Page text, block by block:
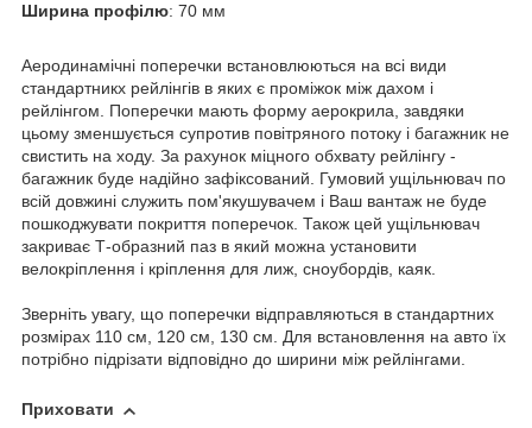
Ширина профілю: 70 мм
Аеродинамічні поперечки встановлюються на всі види
стандартникх рейлінгів в яких є проміжок між дахом і
рейлінгом. Поперечки мають форму аерокрила, завдяки
цьому зменшується супротив повітряного потоку і багажник не
свистить на ходу. За рахунок міцного обхвату рейлінгу -
багажник буде надійно зафіксований. Гумовий ущільнювач по
всій довжині служить пом'якушувачем і Ваш вантаж не буде
пошкоджувати покриття поперечок. Також цей ущільнювач
закриває Т-образний паз в який можна установити
велокріплення і кріплення для лиж, сноубордів, каяк.
Зверніть увагу, що поперечки відправляються в стандартних
розмірах 110 см, 120 см, 130 см. Для встановлення на авто їх
потрібно підрізати відповідно до ширини між рейлінгами.
Приховати